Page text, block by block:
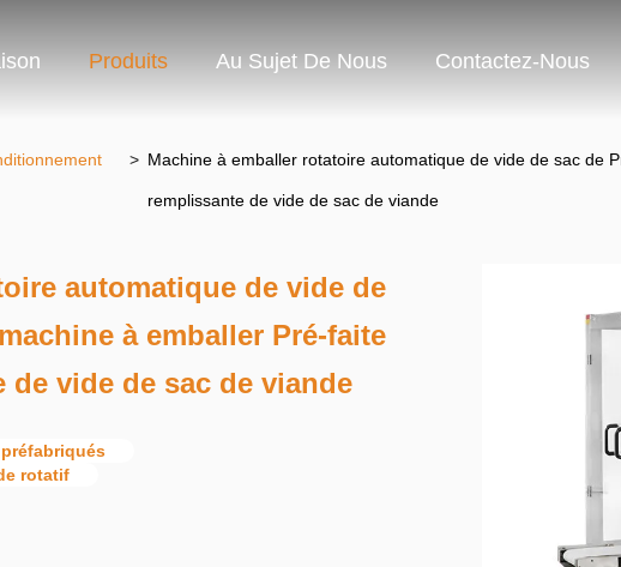
Produits Au Sujet De Nous Contactez-Nous
> Machine à emballer rotatoire automatique de vide de sac de
remplissante de vide de sac de viande
automatique de vide de
à emballer Pré-faite
vide de sac de viande
rotatif